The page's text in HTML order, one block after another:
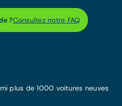
?Consultez notre FAQ
plus de 1000 voitures neuves